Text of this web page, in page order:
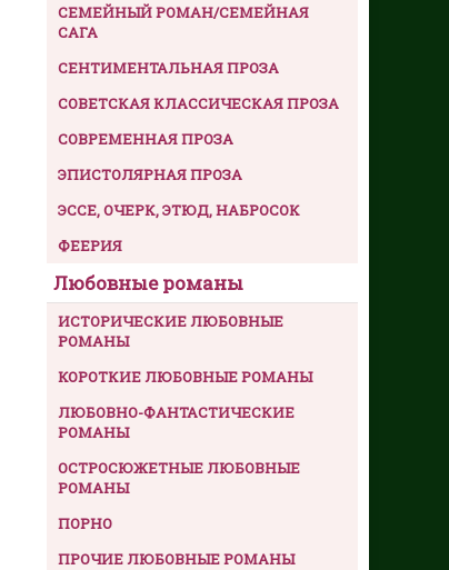
СЕМЕЙНЫЙ РОМАН/СЕМЕЙНАЯ
САГА
СЕНТИМЕНТАЛЬНАЯ ПРОЗА
СОВЕТСКАЯ КЛАССИЧЕСКАЯ ПРОЗА
СОВРЕМЕННАЯ ПРОЗА
ЭПИСТОЛЯРНАЯ ПРОЗА
ЭССЕ, ОЧЕРК, ЭТЮД, НАБРОСОК
ФЕЕРИЯ
Любовные романы
ИСТОРИЧЕСКИЕ ЛЮБОВНЫЕ
РОМАНЫ
КОРОТКИЕ ЛЮБОВНЫЕ РОМАНЫ
ЛЮБОВНО-ФАНТАСТИЧЕСКИЕ
РОМАНЫ
ОСТРОСЮЖЕТНЫЕ ЛЮБОВНЫЕ
РОМАНЫ
ПОРНО
ПРОЧИЕ ЛЮБОВНЫЕ РОМАНЫ